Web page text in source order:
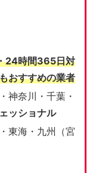
24時間365日対
おすすめの業者
神奈川・千葉・
ッショナル
東海・九州（宮